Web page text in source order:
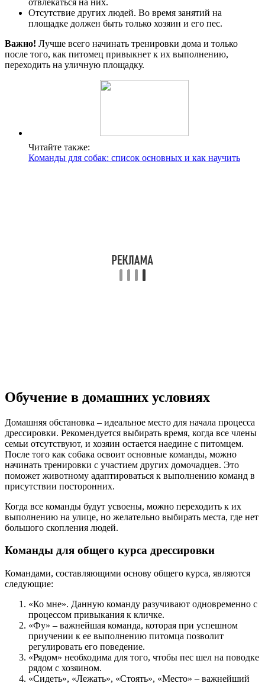
Отсутствие других людей. Во время занятий на
площадке должен быть только хозяин и его пес.
Важно! Лучше всего начинать тренировки дома и только
после того, как питомец привыкнет к их выполнению,
переходить на уличную площадку.
Читайте также:
Команды для собак: список основных и как научить
Обучение в домашних условиях
Домашняя обстановка – идеальное место для начала процесса
дрессировки. Рекомендуется выбирать время, когда все члены
семьи отсутствуют, и хозяин остается наедине с питомцем.
После того как собака освоит основные команды, можно
начинать тренировки с участием других домочадцев. Это
поможет животному адаптироваться к выполнению команд в
присутствии посторонних.
Когда все команды будут усвоены, можно переходить к их
выполнению на улице, но желательно выбирать места, где нет
большого скопления людей.
Команды для общего курса дрессировки
Командами, составляющими основу общего курса, являются
следующие:
«Ко мне». Данную команду разучивают одновременно с
процессом привыкания к кличке.
«Фу» – важнейшая команда, которая при успешном
приучении к ее выполнению питомца позволит
регулировать его поведение.
«Рядом» необходима для того, чтобы пес шел на поводке
рядом с хозяином.
«Сидеть», «Лежать», «Стоять», «Место» – важнейший